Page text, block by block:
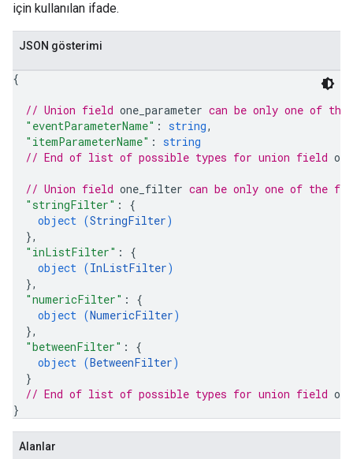
için kullanılan ifade.
JSON gösterimi
{
// Union field one_parameter can be only one of
"eventParameterName" : string,
"itemParameterName" : string
// End of list of possible types for union field
// Union field one_filter can be only one of the
"stringFilter" : {
object (StringFilter)
},
"inListFilter" : {
object (InListFilter)
},
"numericFilter" : {
object (NumericFilter)
},
"betweenFilter" : {
object (BetweenFilter)
}
// End of list of possible types for union field
}
Alanlar